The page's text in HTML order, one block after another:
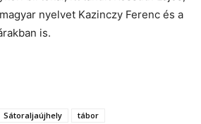
nyelvet Kazinczy Ferenc és a
is.
Sátoraljaújhely tábor